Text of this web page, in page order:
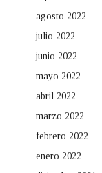
agosto 2022
julio 2022
junio 2022
mayo 2022
abril 2022
marzo 2022
febrero 2022
enero 2022